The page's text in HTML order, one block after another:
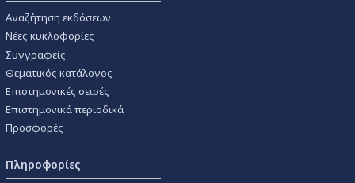
Αναζήτηση εκδόσεων
Νέες κυκλοφορίες
Συγγραφείς
Θεματικός κατάλογος
Επιστημονικές σειρές
Επιστημονικά περιοδικά
Προσφορές
Πληροφορίες